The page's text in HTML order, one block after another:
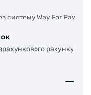
систему Way For Pay
рахунку